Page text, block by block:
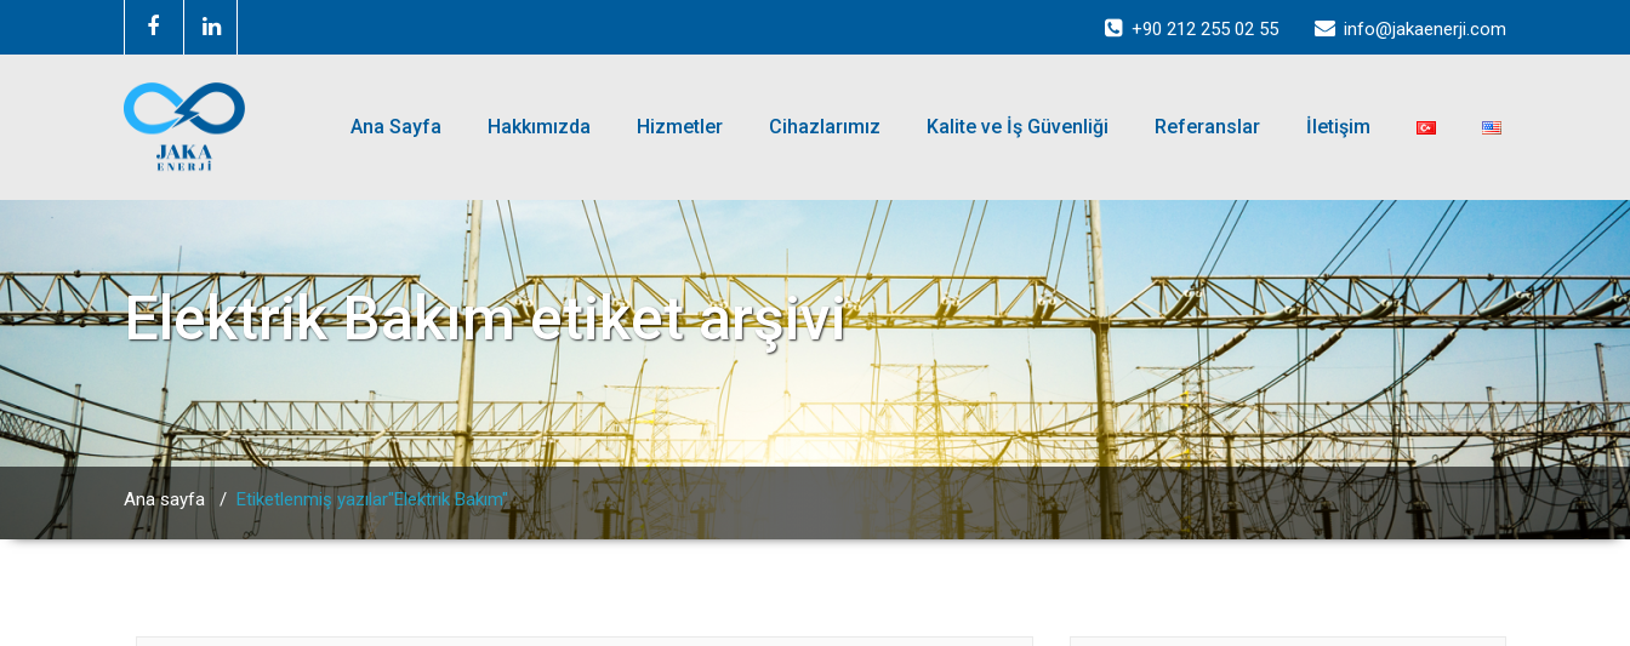
+90 212 255 02 55 info@jakaenerji.com
Ana Sayfa Hakkımızda Hizmetler Cihazlarımız Kalite ve İş Güvenliği Referanslar İletişim
Elektrik Bakımetiket arşivi
Ana sayfa / Etiketlenmiş yazılar"Elektrik Bakım"